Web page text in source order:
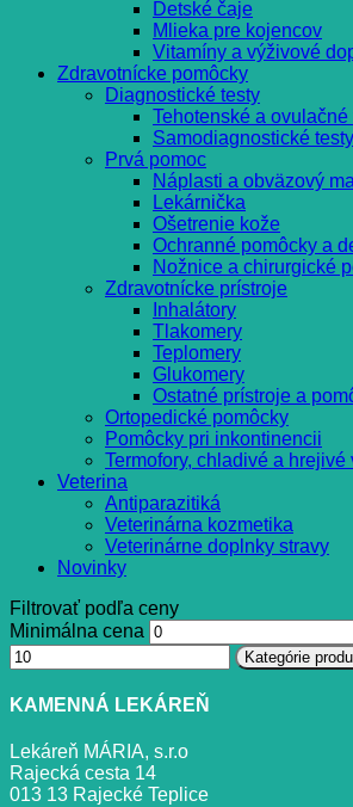
Detské čaje
Mlieka pre kojencov
Vitamíny a výživové
Zdravotnícke pomôcky
Diagnostické testy
Tehotenské a ovulačné
Samodiagnostické
Prvá pomoc
Náplasti a obväzový
Lekárnička
Ošetrenie kože
Ochranné pomôcky a
Nožnice a chirurgické
Zdravotnícke prístroje
Inhalátory
Tlakomery
Teplomery
Glukomery
Ostatné prístroje a
Ortopedické pomôcky
Pomôcky pri inkontinencii
Termofory, chladivé a hrejivé
Veterina
Antiparazitiká
Veterinárna kozmetika
Veterinárne doplnky stravy
Novinky
Filtrovať podľa ceny
Minimálna cena
Kategórie
KAMENNÁ LEKÁREŇ
Lekáreň MÁRIA, s.r.o
Rajecká cesta 14
013 13 Rajecké Teplice